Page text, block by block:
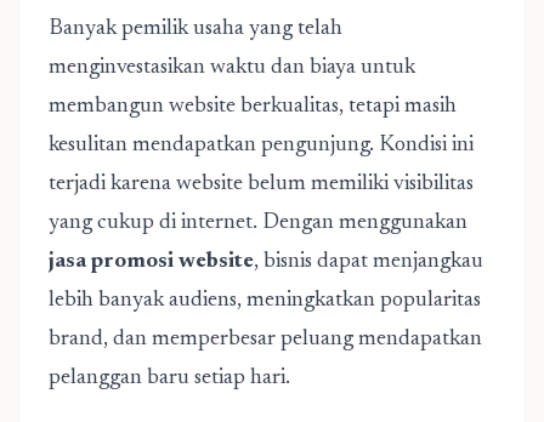
Banyak pemilik usaha yang telah
menginvestasikan waktu dan biaya untuk
membangun website berkualitas, tetapi masih
kesulitan mendapatkan pengunjung. Kondisi ini
terjadi karena website belum memiliki visibilitas
yang cukup di internet. Dengan menggunakan
jasa promosi website, bisnis dapat menjangkau
lebih banyak audiens, meningkatkan popularitas
brand, dan memperbesar peluang mendapatkan
pelanggan baru setiap hari.